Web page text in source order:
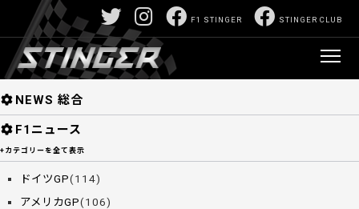
STINGER CLUB
F1 STINGER
F1/モータースポーツ深堀サイト:山口正己責任編
集 F1 STINGER 【スティンガー】>固定ペー
ジ> AP-1XB643MK92111
NEWS
NEWS 総合
F1ニュース
+カテゴリーを全て表示
ドイツGP(114)
アメリカGP(106)